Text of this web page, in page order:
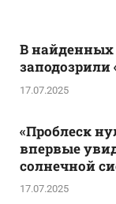
В найденных
17.07.2025
«Проблеск
впервые
солнечной
17.07.2025